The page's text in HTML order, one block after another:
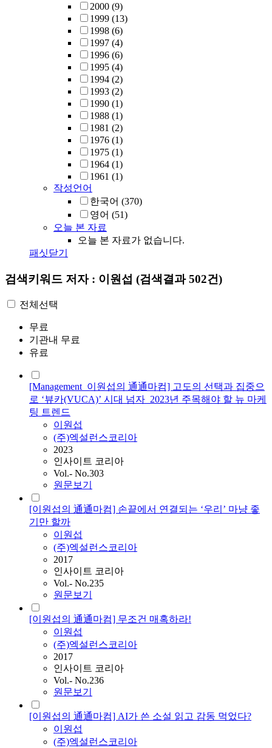
2000 (9)
1999 (13)
1998 (6)
1997 (4)
1996 (6)
1995 (4)
1994 (2)
1993 (2)
1990 (1)
1988 (1)
1981 (2)
1976 (1)
1975 (1)
1964 (1)
1961 (1)
작성언어
한국어 (370)
영어 (51)
오늘 본 자료
오늘 본 자료가 없습니다.
패싯닫기
검색키워드 저자 : 이원섭 (검색결과 502건)
전체선택
무료
기관내 무료
유료
[Management_이원섭의 通通마컴] 고도의 선택과 집중으
로 ‘뷰카(VUCA)’ 시대 넘자_2023년 주목해야 할 뉴 마케
팅 트렌드
이원섭
(주)엑설런스코리아
2023
인사이트 코리아
Vol.- No.303
원문보기
[이원섭의 通通마컴] 손끝에서 연결되는 ‘우리’ 마냥 좋
기만 할까
이원섭
(주)엑설런스코리아
2017
인사이트 코리아
Vol.- No.235
원문보기
[이원섭의 通通마컴] 무조건 매혹하라!
이원섭
(주)엑설런스코리아
2017
인사이트 코리아
Vol.- No.236
원문보기
[이원섭의 通通마컴] AI가 쓴 소설 읽고 감동 먹었다?
이원섭
(주)엑설런스코리아